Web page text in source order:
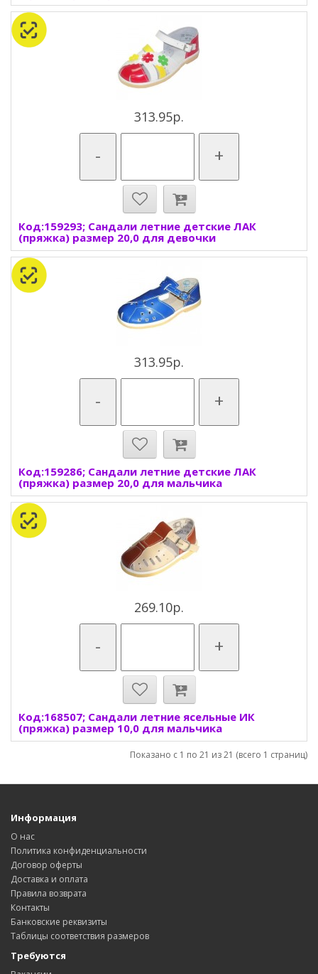
313.95р.
- +
Код:159293; Сандали летние детские ЛАК
(пряжка) размер 20,0 для девочки
313.95р.
- +
Код:159286; Сандали летние детские ЛАК
(пряжка) размер 20,0 для мальчика
269.10р.
- +
Код:168507; Сандали летние ясельные ИК
(пряжка) размер 10,0 для мальчика
Показано с 1 по 21 из 21 (всего 1 страниц)
Информация
О нас
Политика конфиденциальности
Договор оферты
Доставка и оплата
Правила возврата
Контакты
Банковские реквизиты
Таблицы соответствия размеров
Требуются